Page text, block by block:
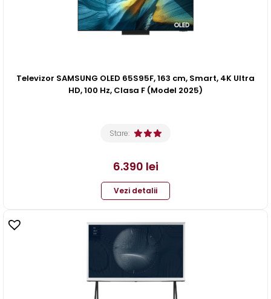
Televizor SAMSUNG OLED 65S95F, 163 cm, Smart, 4K Ultra
HD, 100 Hz, Clasa F (Model 2025)
Stare:
6.390 lei
Vezi detalii